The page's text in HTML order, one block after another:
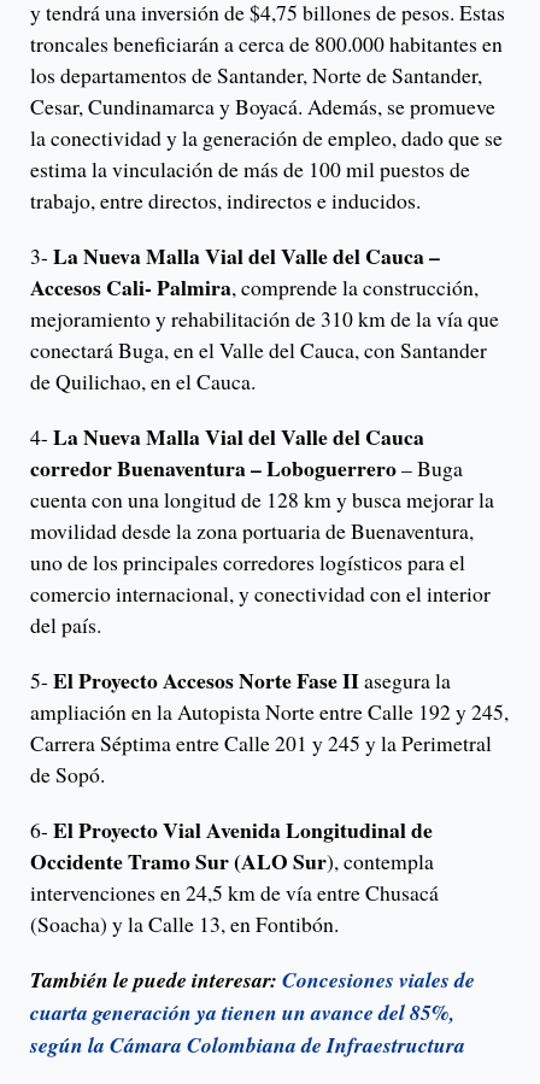
y tendrá una inversión de $4,75 billones de pesos. Estas
troncales beneficiarán a cerca de 800.000 habitantes en
los departamentos de Santander, Norte de Santander,
Cesar, Cundinamarca y Boyacá. Además, se promueve
la conectividad y la generación de empleo, dado que se
estima la vinculación de más de 100 mil puestos de
trabajo, entre directos, indirectos e inducidos.
3- La Nueva Malla Vial del Valle del Cauca –
Accesos Cali- Palmira, comprende la construcción,
mejoramiento y rehabilitación de 310 km de la vía que
conectará Buga, en el Valle del Cauca, con Santander
de Quilichao, en el Cauca.
4- La Nueva Malla Vial del Valle del Cauca
corredor Buenaventura – Loboguerrero– Buga
cuenta con una longitud de 128 km y busca mejorar la
movilidad desde la zona portuaria de Buenaventura,
uno de los principales corredores logísticos para el
comercio internacional, y conectividad con el interior
del país.
5- El Proyecto Accesos Norte Fase IIasegura la
ampliación en la Autopista Norte entre Calle 192 y 245,
Carrera Séptima entre Calle 201 y 245 y la Perimetral
de Sopó.
6- El Proyecto Vial Avenida Longitudinal de
Occidente Tramo Sur (ALO Sur), contempla
intervenciones en 24,5 km de vía entre Chusacá
(Soacha) y la Calle 13, en Fontibón.
También le puede interesar: Concesiones viales de
cuarta generación ya tienen un avance del 85%,
según la Cámara Colombiana de Infraestructura